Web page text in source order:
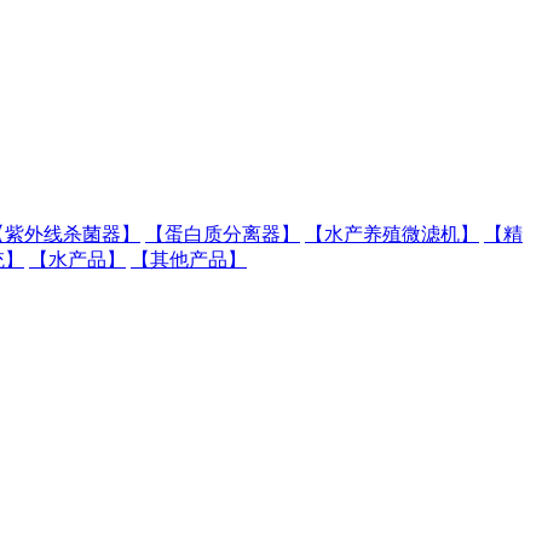
紫外线杀菌器】 【蛋白质分离器】 【水产养殖微滤机】
【精
【水产品】 【其他产品】